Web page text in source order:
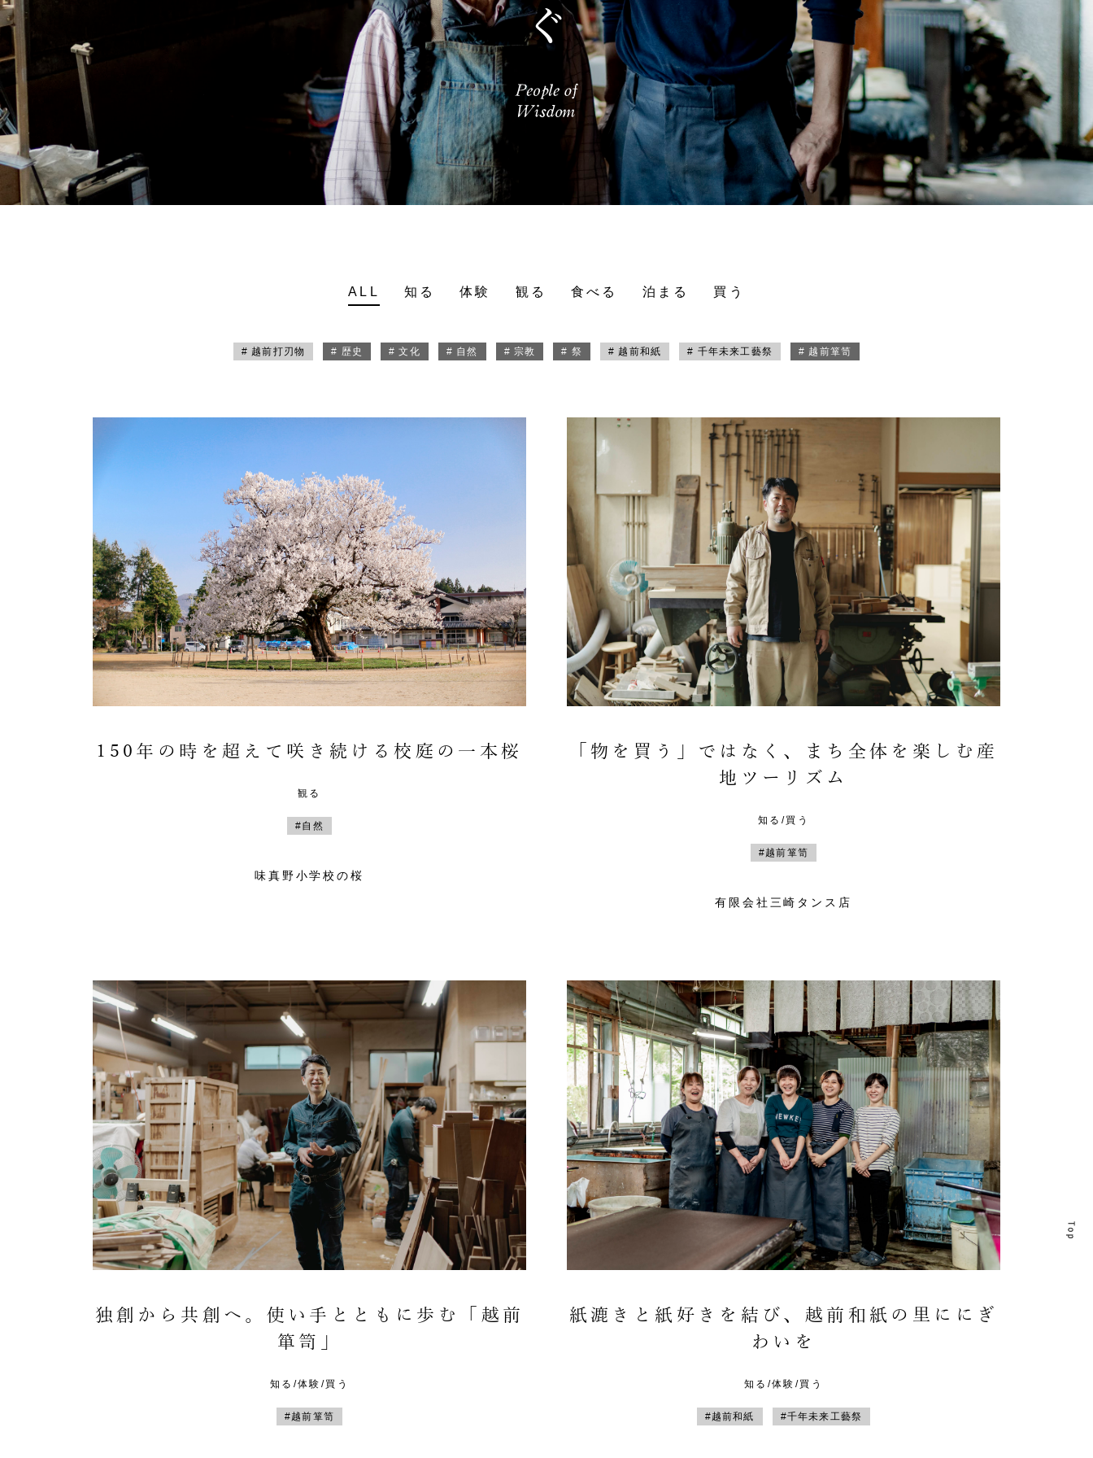
ALL 知る 体験 観る 食べる 泊まる 買う
# 越前打刃物 # 歴史 # 文化 # 自然 # 宗教 # 祭 # 越前和紙 # 千年未来工藝祭 # 越前箪笥
150年の時を超えて咲き続ける校庭の一本桜
観る
#自然
味真野小学校の桜
「物を買う」ではなく、まち全体を楽しむ産
地ツーリズム
知る/買う
#越前箪笥
有限会社三崎タンス店
独創から共創へ。使い手とともに歩む「越前
箪笥」
知る/体験/買う
#越前箪笥
紙漉きと紙好きを結び、越前和紙の里ににぎ
わいを
知る/体験/買う
#越前和紙 #千年未来工藝祭